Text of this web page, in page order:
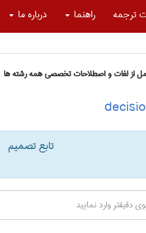
ترجمه راهنما درباره ما
از لغات و اصطلاحات تخصصی همه رشته ها
تابع تصمیم